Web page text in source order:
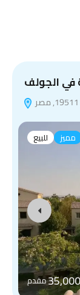
للبيع مميز
مقدم